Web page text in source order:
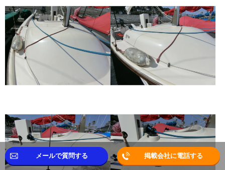
メールで質問する 掲載会社に電話する